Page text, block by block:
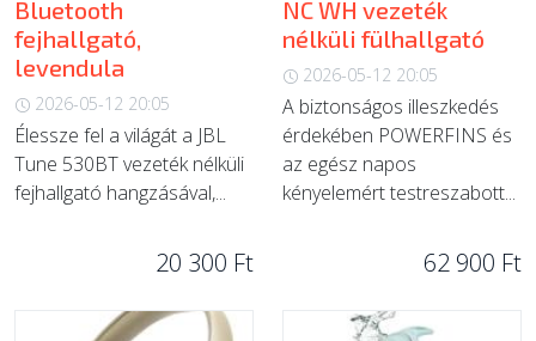
Bluetooth
fejhallgató,
levendula
2026-05-12 20:05
Élessze fel a világát a JBL
Tune 530BT vezeték nélküli
fejhallgató hangzásával,...
20 300 Ft
NC WH vezeték
nélküli fülhallgató
2026-05-12 20:05
A biztonságos illeszkedés
érdekében POWERFINS és
az egész napos
kényelemért testreszabott...
62 900 Ft